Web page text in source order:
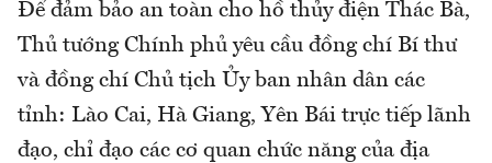
Để đảm bảo an toàn cho hồ thủy điện Thác Bà,
Thủ tướng Chính phủ yêu cầu đồng chí Bí thư
và đồng chí Chủ tịch Ủy ban nhân dân các
tỉnh: Lào Cai, Hà Giang, Yên Bái trực tiếp lãnh
đạo, chỉ đạo các cơ quan chức năng của địa